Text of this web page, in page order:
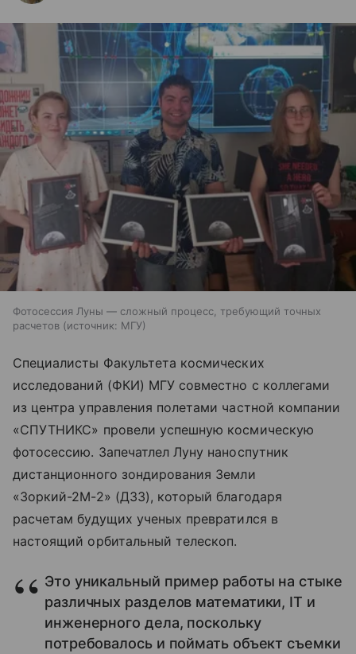
Фотосессия Луны — сложный процесс, требующий точных
расчетов
источник: МГУ
Специалисты Факультета космических
исследований (ФКИ) МГУ совместно с коллегами
из центра управления полетами частной компании
«СПУТНИКС» провели успешную космическую
фотосессию. Запечатлел Луну наноспутник
дистанционного зондирования Земли
«Зоркий-2М-2» (ДЗЗ), который благодаря
расчетам будущих ученых превратился в
настоящий орбитальный телескоп.
Это уникальный пример работы на стыке
различных разделов математики, IT и
инженерного дела, поскольку
потребовалось и поймать объект съемки